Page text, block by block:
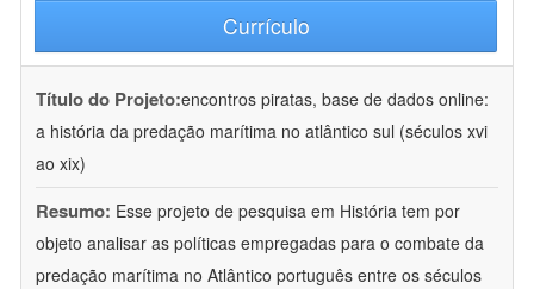
Currículo
Título do Projeto:encontros piratas, base de dados online:
a história da predação marítima no atlântico sul (séculos xvi
ao xix)
Resumo: Esse projeto de pesquisa em História tem por
objeto analisar as políticas empregadas para o combate da
predação marítima no Atlântico português entre os séculos